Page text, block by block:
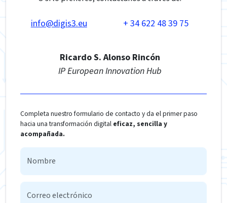
info@digis3.eu + 34 622 48 39 75
Ricardo S. Alonso Rincón
IP European Innovation Hub
Completa nuestro formulario de contacto y da el primer paso
hacia una transformación digital eficaz, sencilla y
acompañada.